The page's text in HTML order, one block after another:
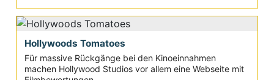
Hollywoods Tomatoes
Für massive Rückgänge bei den Kinoeinnahmen
machen Hollywood Studios vor allem eine Webseite mit